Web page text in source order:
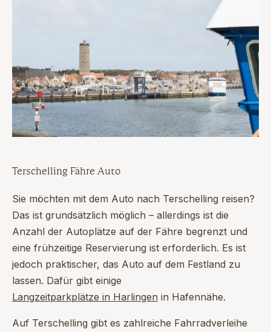
Terschelling Fähre Auto
Sie möchten mit dem Auto nach Terschelling reisen?
Das ist grundsätzlich möglich – allerdings ist die
Anzahl der Autoplätze auf der Fähre begrenzt und
eine frühzeitige Reservierung ist erforderlich. Es ist
jedoch praktischer, das Auto auf dem Festland zu
lassen. Dafür gibt einige
Langzeitparkplätze in Harlingen in Hafennähe.
Auf Terschelling gibt es zahlreiche Fahrradverleihe